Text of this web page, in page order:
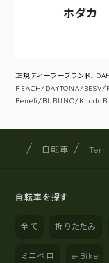
ホダカ
正規ディーラーブランド
REACH/DAYTONA/BESV/
Beneli/BURUNO/
サイト内の
サイクルショップナカゴヤ
自転車 Tern
自転車を探す
全て 折りたたみ
ミニベロ e-Bike